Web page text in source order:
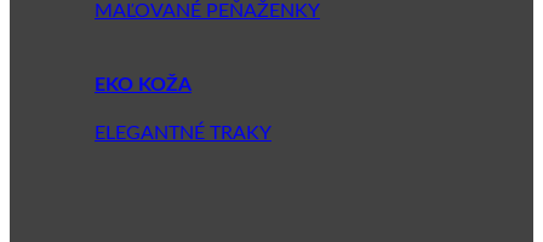
MAĽOVANÉ PEŇAŽENKY
EKO KOŽA
ELEGANTNÉ TRAKY